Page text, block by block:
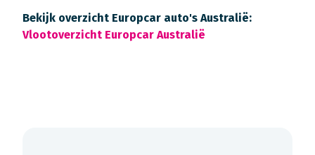
Bekijk overzicht Europcar auto's Australië:
Vlootoverzicht Europcar Australië